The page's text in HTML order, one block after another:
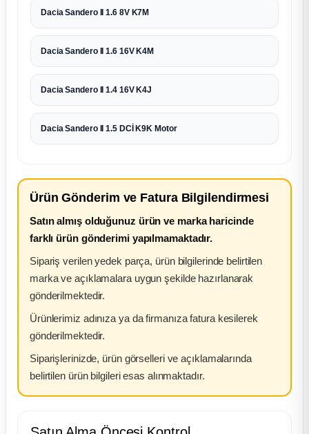
Dacia Sandero II 1.6 8V K7M
Dacia Sandero II 1.6 16V K4M
Dacia Sandero II 1.4 16V K4J
Dacia Sandero II 1.5 DCİ K9K Motor
Ürün Gönderim ve Fatura Bilgilendirmesi
Satın almış olduğunuz ürün ve marka haricinde
farklı ürün gönderimi yapılmamaktadır.
Sipariş verilen yedek parça, ürün bilgilerinde belirtilen
marka ve açıklamalara uygun şekilde hazırlanarak
gönderilmektedir.
Ürünlerimiz adınıza ya da firmanıza fatura kesilerek
gönderilmektedir.
Siparişlerinizde, ürün görselleri ve açıklamalarında
belirtilen ürün bilgileri esas alınmaktadır.